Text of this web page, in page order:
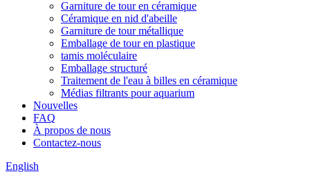
Garniture de tour en céramique
Céramique en nid d'abeille
Garniture de tour métallique
Emballage de tour en plastique
tamis moléculaire
Emballage structuré
Traitement de l'eau à billes en céramique
Médias filtrants pour aquarium
Nouvelles
FAQ
À propos de nous
Contactez-nous
English